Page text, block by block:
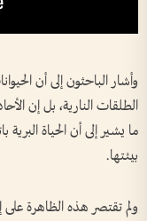
وأشار الباحثون إلى أن
الطلقات النارية، بل إن
ما يشير إلى أن الحياة
بيئتها.
ولم تقتصر هذه الظاهرة